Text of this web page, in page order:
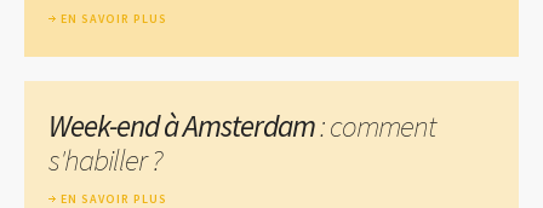
EN SAVOIR PLUS
Week-end à Amsterdam: comment
s'habiller ?
EN SAVOIR PLUS